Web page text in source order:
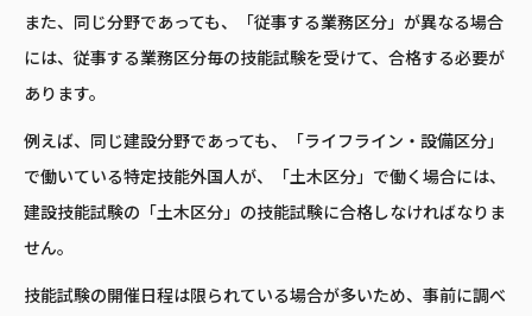
また、同じ分野であっても、「従事する業務区分」が異なる場合
には、従事する業務区分毎の技能試験を受けて、合格する必要が
あります。
例えば、同じ建設分野であっても、「ライフライン・設備区分」
で働いている特定技能外国人が、「土木区分」で働く場合には、
建設技能試験の「土木区分」の技能試験に合格しなければなりま
せん。
技能試験の開催日程は限られている場合が多いため、事前に調べ